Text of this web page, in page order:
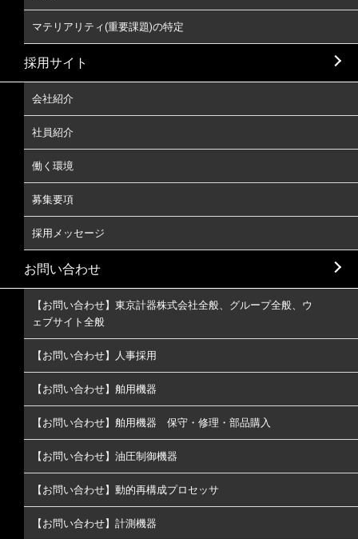
マテリアリティ(重要課題)の特定
採用サイト
会社紹介
社員紹介
働く環境
募集要項
採用メッセージ
お問い合わせ
【お問い合わせ】東京計器株式会社全般、グループ全般、ウ
ェブサイト全般
【お問い合わせ】人事採用
【お問い合わせ】舶用機器
【お問い合わせ】舶用機器 保守・修理・部品購入
【お問い合わせ】油圧制御機器
【お問い合わせ】動的再構成プロセッサ
【お問い合わせ】計測機器